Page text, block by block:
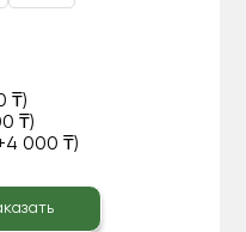
₸)
₸)
000 ₸)